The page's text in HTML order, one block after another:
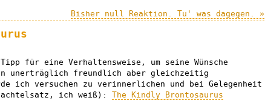
Bisher null Reaktion. Tu' was dagegen. »
für eine Verhaltensweise, um seine Wünsche
unerträglich freundlich aber gleichzeitig
ich versuchen zu verinnerlichen und bei Gelegenheit
ich weiß): The Kindly Brontosaurus